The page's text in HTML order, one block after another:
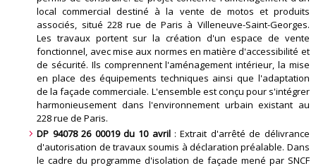
local commercial destiné à la vente de motos et produits
associés, situé 228 rue de Paris à Villeneuve-Saint-Georges.
Les travaux portent sur la création d'un espace de vente
fonctionnel, avec mise aux normes en matière d'accessibilité et
de sécurité. Ils comprennent l'aménagement intérieur, la mise
en place des équipements techniques ainsi que l'adaptation
de la façade commerciale. L'ensemble est conçu pour s'intégrer
harmonieusement dans l'environnement urbain existant au
228 rue de Paris.
DP 94078 26 00019 du 10 avril : Extrait d'arrêté de délivrance
d'autorisation de travaux soumis à déclaration préalable. Dans
le cadre du programme d'isolation de façade mené par SNCF